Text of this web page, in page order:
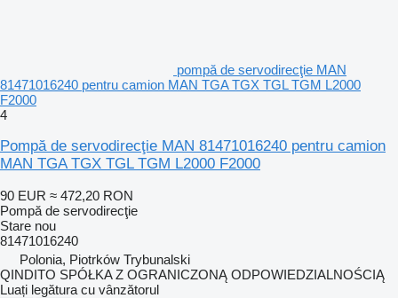
pompă de servodirecţie MAN
81471016240 pentru camion MAN TGA TGX TGL TGM L2000
F2000
4
Pompă de servodirecţie MAN 81471016240 pentru camion
MAN TGA TGX TGL TGM L2000 F2000
90 EUR ≈ 472,20 RON
Pompă de servodirecţie
Stare nou
81471016240
Polonia, Piotrków Trybunalski
QINDITO SPÓŁKA Z OGRANICZONĄ ODPOWIEDZIALNOŚCIĄ
Luați legătura cu vânzătorul